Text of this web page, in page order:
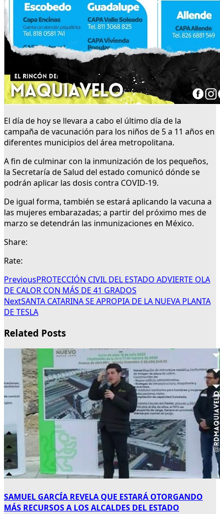
El día de hoy se llevara a cabo el último día de la
campaña de vacunación para los niños de 5 a 11 años en
diferentes municipios del área metropolitana.
A fin de culminar con la inmunización de los pequeños,
la Secretaría de Salud del estado comunicó dónde se
podrán aplicar las dosis contra COVID-19.
De igual forma, también se estará aplicando la vacuna a
las mujeres embarazadas; a partir del próximo mes de
marzo se detendrán las inmunizaciones en México.
Share:
Rate:
PreviousPROTECCIÓN CIVIL DEL ESTADO ADVIERTE OLA
DE CALOR CON MÁS DE 41 GRADOS
NextSANTA CATARINA SE APROPIA DE LA NUEVA PLANTA
DE TESLA
Related Posts
SAMUEL GARCÍA REVELA QUE ESTARÁ OTORGANDO
MÁS RECURSOS A LOS ALCALDES DEL ESTADO